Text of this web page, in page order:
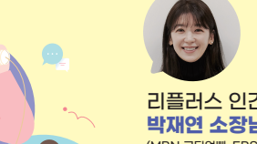
서울가이드신청
FAQ